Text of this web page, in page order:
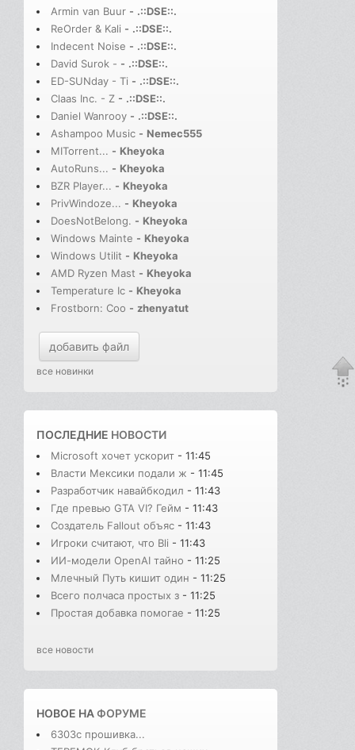
Armin van Buur - .::DSE::.
ReOrder & Kali - .::DSE::.
Indecent Noise - .::DSE::.
David Surok - - .::DSE::.
ED-SUNday - Ti - .::DSE::.
Claas Inc. - Z - .::DSE::.
Daniel Wanrooy - .::DSE::.
Ashampoo Music - Nemec555
MITorrent... - Kheyoka
AutoRuns... - Kheyoka
BZR Player... - Kheyoka
PrivWindoze... - Kheyoka
DoesNotBelong. - Kheyoka
Windows Mainte - Kheyoka
Windows Utilit - Kheyoka
AMD Ryzen Mast - Kheyoka
Temperature Ic - Kheyoka
Frostborn: Coo - zhenyatut
добавить файл
все новинки
ПОСЛЕДНИЕ НОВОСТИ
Microsoft хочет ускорит - 11:45
Власти Мексики подали ж - 11:45
Разработчик навайбкодил - 11:43
Где превью GTA VI? Гейм - 11:43
Создатель Fallout объяс - 11:43
Игроки считают, что Bli - 11:43
ИИ-модели OpenAI тайно - 11:25
Млечный Путь кишит один - 11:25
Всего полчаса простых з - 11:25
Простая добавка помогае - 11:25
все новости
НОВОЕ НАФОРУМЕ
6303с прошивка...